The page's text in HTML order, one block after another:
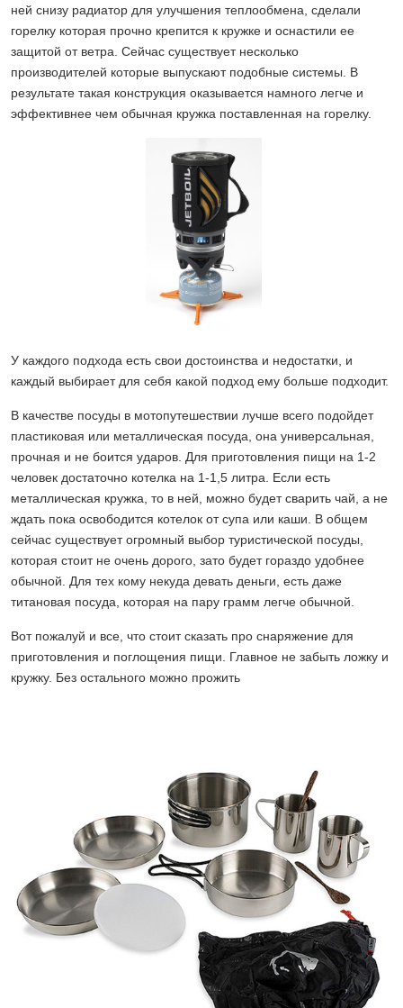
ней снизу радиатор для улучшения теплообмена, сделали
горелку которая прочно крепится к кружке и оснастили ее
защитой от ветра. Сейчас существует несколько
производителей которые выпускают подобные системы. В
результате такая конструкция оказывается намного легче и
эффективнее чем обычная кружка поставленная на горелку.
У каждого подхода есть свои достоинства и недостатки, и
каждый выбирает для себя какой подход ему больше подходит.
В качестве посуды в мотопутешествии лучше всего подойдет
пластиковая или металлическая посуда, она универсальная,
прочная и не боится ударов. Для приготовления пищи на 1-2
человек достаточно котелка на 1-1,5 литра. Если есть
металлическая кружка, то в ней, можно будет сварить чай, а не
ждать пока освободится котелок от супа или каши. В общем
сейчас существует огромный выбор туристической посуды,
которая стоит не очень дорого, зато будет гораздо удобнее
обычной. Для тех кому некуда девать деньги, есть даже
титановая посуда, которая на пару грамм легче обычной.
Вот пожалуй и все, что стоит сказать про снаряжение для
приготовления и поглощения пищи. Главное не забыть ложку и
кружку. Без остального можно прожить